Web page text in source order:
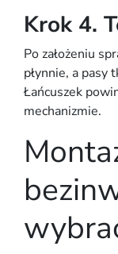
Krok 4.
Po założeniu
płynnie, a pasy
Łańcuszek
mechanizmie.